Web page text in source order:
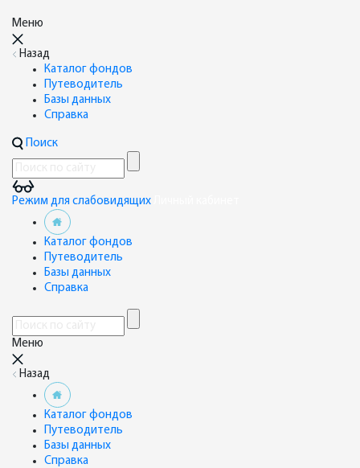
Меню
Назад
Каталог фондов
Путеводитель
Базы данных
Справка
Поиск
Режим для слабовидящих
Каталог фондов
Путеводитель
Базы данных
Справка
Меню
Назад
Каталог фондов
Путеводитель
Базы данных
Справка